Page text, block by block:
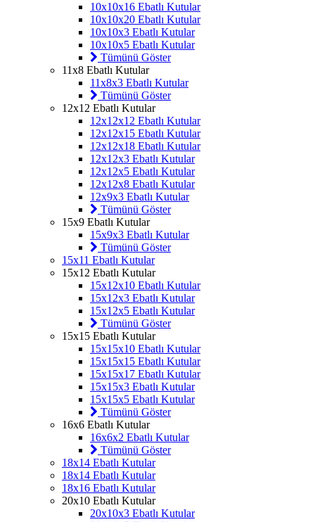
10x10x16 Ebatlı Kutular
10x10x20 Ebatlı Kutular
10x10x3 Ebatlı Kutular
10x10x5 Ebatlı Kutular
Tümünü Göster
11x8 Ebatlı Kutular
11x8x3 Ebatlı Kutular
Tümünü Göster
12x12 Ebatlı Kutular
12x12x12 Ebatlı Kutular
12x12x15 Ebatlı Kutular
12x12x18 Ebatlı Kutular
12x12x3 Ebatlı Kutular
12x12x5 Ebatlı Kutular
12x12x8 Ebatlı Kutular
12x9x3 Ebatlı Kutular
Tümünü Göster
15x9 Ebatlı Kutular
15x9x3 Ebatlı Kutular
Tümünü Göster
15x11 Ebatlı Kutular
15x12 Ebatlı Kutular
15x12x10 Ebatlı Kutular
15x12x3 Ebatlı Kutular
15x12x5 Ebatlı Kutular
Tümünü Göster
15x15 Ebatlı Kutular
15x15x10 Ebatlı Kutular
15x15x15 Ebatlı Kutular
15x15x17 Ebatlı Kutular
15x15x3 Ebatlı Kutular
15x15x5 Ebatlı Kutular
Tümünü Göster
16x6 Ebatlı Kutular
16x6x2 Ebatlı Kutular
Tümünü Göster
18x14 Ebatlı Kutular
18x14 Ebatlı Kutular
18x16 Ebatlı Kutular
20x10 Ebatlı Kutular
20x10x3 Ebatlı Kutular